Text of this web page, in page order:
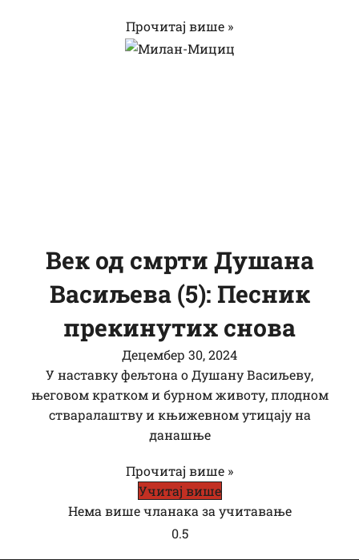
Прочитај више »
Век од смрти Душана
Васиљева (5): Песник
прекинутих снова
Децембер 30, 2024
У наставку фељтона о Душану Васиљеву,
његовом кратком и бурном животу, плодном
стваралаштву и књижевном утицају на
данашње
Прочитај више »
Учитај више
Нема више чланака за учитавање